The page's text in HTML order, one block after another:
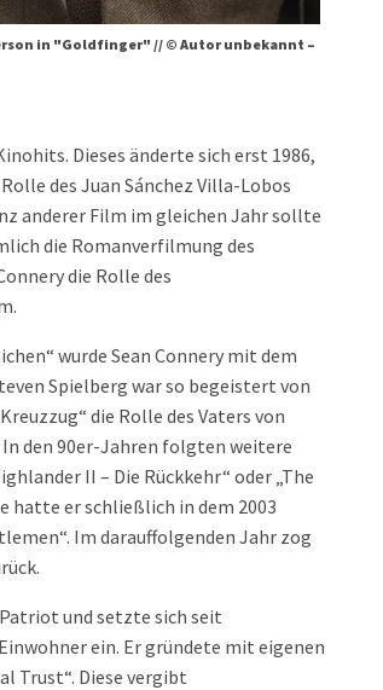
in "Goldfinger" // © Autor unbekannt –
Dieses änderte sich erst 1986,
des Juan Sánchez Villa-Lobos
anderer Film im gleichen Jahr sollte
die Romanverfilmung des
die Rolle des
wurde Sean Connery mit dem
Spielberg war so begeistert von
die Rolle des Vaters von
den 90er-Jahren folgten weitere
II – Die Rückkehr“ oder „The
hatte er schließlich in dem 2003
Im darauffolgenden Jahr zog
und setzte sich seit
ein. Er gründete mit eigenen
Trust“. Diese vergibt